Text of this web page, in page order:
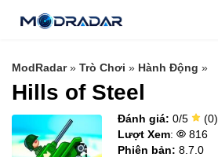
ModRadar» Trò Chơi » Hành Động »
Hills of Steel
Đánh giá: 0/5
(0)
Lượt Xem:
816
Phiên bản: 8.7.0